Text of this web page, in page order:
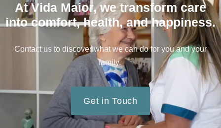
At Vida Maior, we transform care
into comfort, health, and happiness.
Contact us to discover what we can do for you and your
family.
Get in Touch